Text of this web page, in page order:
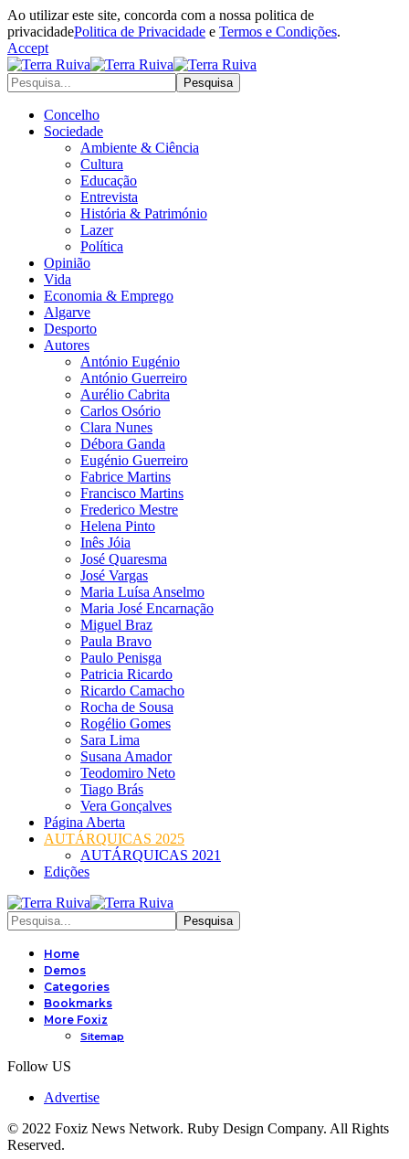
Ao utilizar este site, concorda com a nossa politica de
privacidadePolitica de Privacidade e Termos e Condições.
Accept
Concelho
Sociedade
Ambiente & Ciência
Cultura
Educação
Entrevista
História & Património
Lazer
Política
Opinião
Vida
Economia & Emprego
Algarve
Desporto
Autores
António Eugénio
António Guerreiro
Aurélio Cabrita
Carlos Osório
Clara Nunes
Débora Ganda
Eugénio Guerreiro
Fabrice Martins
Francisco Martins
Frederico Mestre
Helena Pinto
Inês Jóia
José Quaresma
José Vargas
Maria Luísa Anselmo
Maria José Encarnação
Miguel Braz
Paula Bravo
Paulo Penisga
Patricia Ricardo
Ricardo Camacho
Rocha de Sousa
Rogélio Gomes
Sara Lima
Susana Amador
Teodomiro Neto
Tiago Brás
Vera Gonçalves
Página Aberta
AUTÁRQUICAS 2025
AUTÁRQUICAS 2021
Edições
Home
Demos
Categories
Bookmarks
More Foxiz
Sitemap
Follow US
Advertise
© 2022 Foxiz News Network. Ruby Design Company. All Rights
Reserved.